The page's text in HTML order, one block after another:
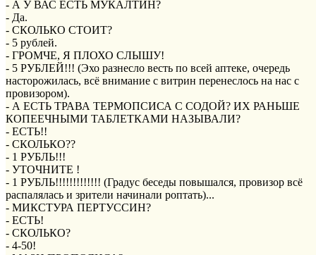
- А У ВАС ЕСТЬ МУКАЛТИН?
- Да.
- СКОЛЬКО СТОИТ?
- 5 рублей.
- ГРОМЧЕ, Я ПЛОХО СЛЫШУ!
- 5 РУБЛЕЙ!!! (Эхо разнесло весть по всей аптеке, очередь
насторожилась, всё внимание с витрин перенеслось на нас с
провизором).
- А ЕСТЬ ТРАВА ТЕРМОПСИСА С СОДОЙ? ИХ РАНЬШЕ
КОПЕЕЧНЫМИ ТАБЛЕТКАМИ НАЗЫВАЛИ?
- ЕСТЬ!!
- СКОЛЬКО??
- 1 РУБЛЬ!!!
- УТОЧНИТЕ !
- 1 РУБЛЬ!!!!!!!!!!!!! (Градус беседы повышался, провизор всё
распалялась и зрители начинали роптать)...
- МИКСТУРА ПЕРТУССИН?
- ЕСТЬ!
- СКОЛЬКО?
- 4-50!